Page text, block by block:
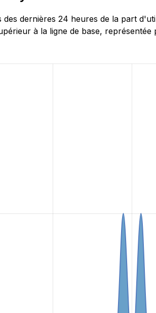
dernières 24 heures de la part
à la ligne de base, représentée